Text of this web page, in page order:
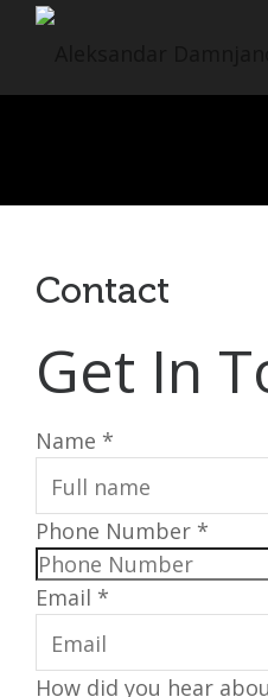
Contact
Get In
Name *
Phone Number *
Email *
How did you hear